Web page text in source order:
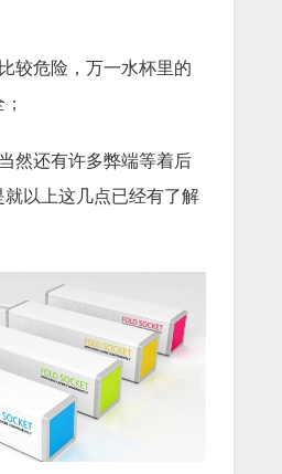
较危险，万一水杯里的
然还有许多弊端等着后
以上这几点已经有了解